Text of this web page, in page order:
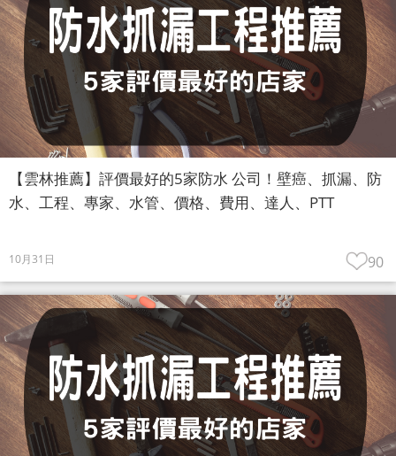
【雲林推薦】評價最好的5家防水 公司！壁癌、抓漏、防
水、工程、專家、水管、價格、費用、達人、PTT
10月31日 90